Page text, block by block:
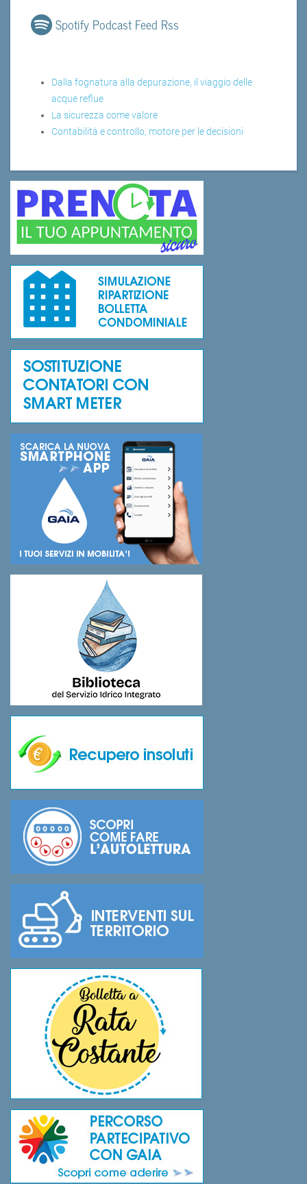
Spotify Podcast Feed Rss
Dalla fognatura alla depurazione, il viaggio delle
acque reflue
La sicurezza come valore
Contabilità e controllo, motore per le decisioni